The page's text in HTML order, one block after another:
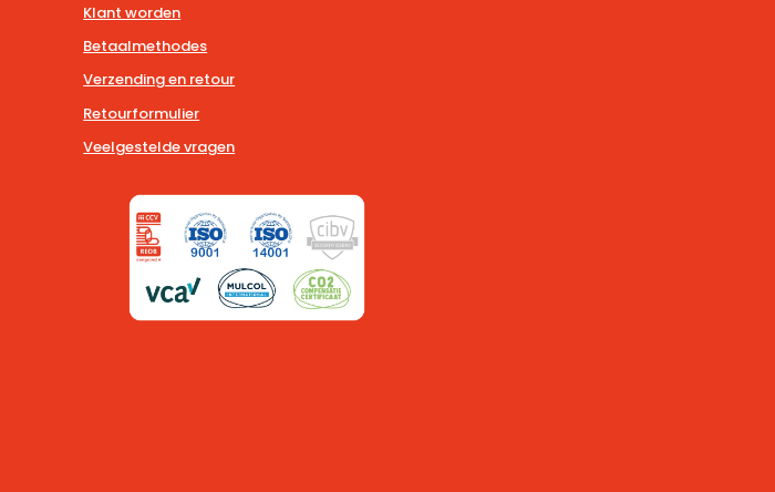
Klant worden
Betaalmethodes
Verzending en retour
Retourformulier
Veelgestelde vragen